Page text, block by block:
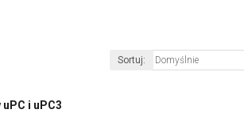
Sortuj: